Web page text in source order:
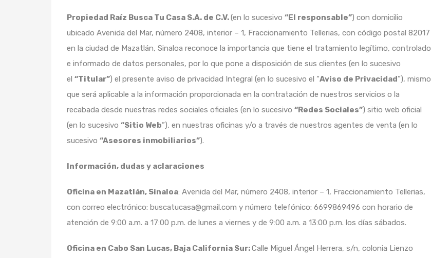
Propiedad Raíz Busca Tu Casa S.A. de C.V.(en lo sucesivo “El responsable”) con domicilio
ubicado Avenida del Mar, número 2408, interior – 1, Fraccionamiento Tellerias, con código postal 82017
en la ciudad de Mazatlán, Sinaloa reconoce la importancia que tiene el tratamiento legítimo, controlado
e informado de datos personales, por lo que pone a disposición de sus clientes (en lo sucesivo
el “Titular”) el presente aviso de privacidad Integral (en lo sucesivo el “Aviso de Privacidad”), mismo
que será aplicable a la información proporcionada en la contratación de nuestros servicios o la
recabada desde nuestras redes sociales oficiales (en lo sucesivo “Redes Sociales”) sitio web oficial
(en lo sucesivo “Sitio Web”), en nuestras oficinas y/o a través de nuestros agentes de venta (en lo
sucesivo “Asesores inmobiliarios”).
Información, dudas y aclaraciones
Oficina en Mazatlán, Sinaloa: Avenida del Mar, número 2408, interior – 1, Fraccionamiento Tellerias,
con correo electrónico: buscatucasa@gmail.com y número telefónico: 6699869496 con horario de
atención de 9:00 a.m. a 17:00 p.m. de lunes a viernes y de 9:00 a.m. a 13:00 p.m. los días sábados.
Oficina en Cabo San Lucas, Baja California Sur:Calle Miguel Ángel Herrera, s/n, colonia Lienzo